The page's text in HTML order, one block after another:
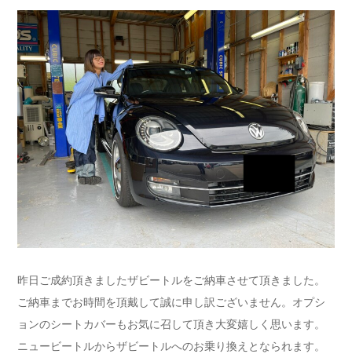
昨日ご成約頂きましたザビートルをご納車させて頂きました。
ご納車までお時間を頂戴して誠に申し訳ございません。オプシ
ョンのシートカバーもお気に召して頂き大変嬉しく思います。
ニュービートルからザビートルへのお乗り換えとなられます。